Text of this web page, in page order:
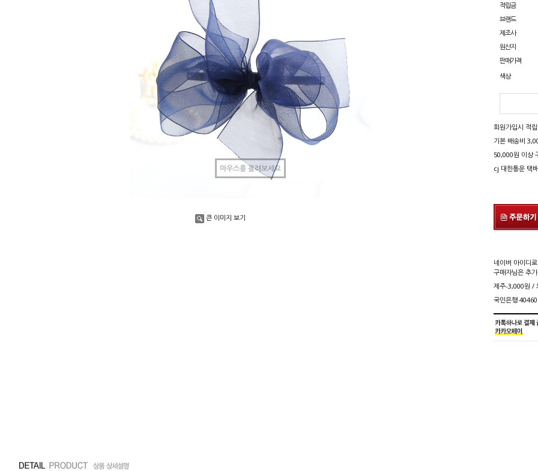
마우스를 올려보세요
큰 이미지 보기
적립금
브랜드
제조사
원산지
판매가격
색상
회원가입시 적
기본 배송비
50,000원 이상
cj 대한통운 택
네이버 아이디
구매자님은 추
제주-3,000원 /
국민은행